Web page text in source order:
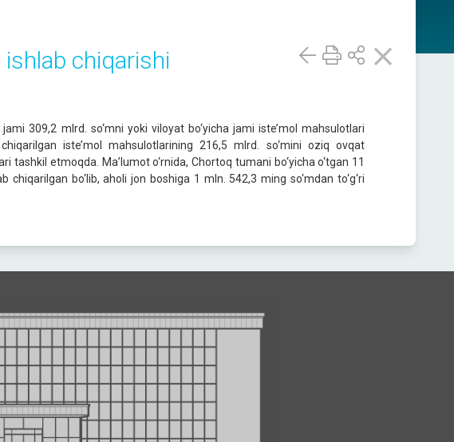
chiqarishi
309,2 mlrd. so‘mni yoki viloyat bo‘yicha jami iste’mol mahsulotlari
iste’mol mahsulotlarining 216,5 mlrd. so‘mini oziq ovqat
etmoqda. Ma’lumot o‘rnida, Chortoq tumani bo‘yicha o‘tgan 11
bo‘lib, aholi jon boshiga 1 mln. 542,3 ming so‘mdan to‘g‘ri